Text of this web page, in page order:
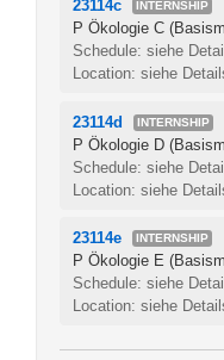
23114c INTERNSHIP
P Ökologie C
Schedule: siehe
Location: siehe
23114d INTERNSHIP
P Ökologie D
Schedule: siehe
Location: siehe
23114e INTERNSHIP
P Ökologie E
Schedule: siehe
Location: siehe